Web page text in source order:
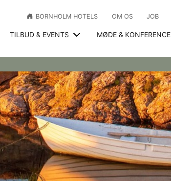
TILBUD & EVENTS MØDE & KONFERENCE
BORNHOLM HOTELS OM OS JOB